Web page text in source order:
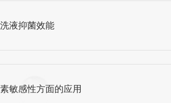
液抑菌效能
敏感性方面的应用